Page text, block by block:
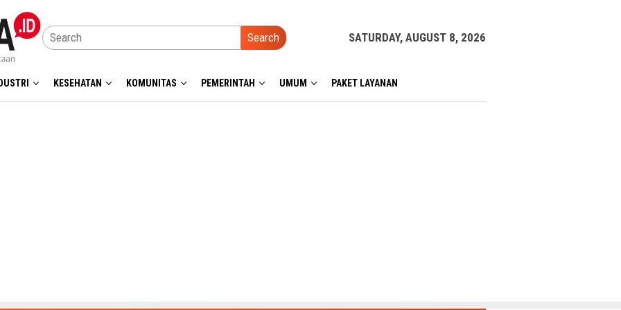
Search SATURDAY, AUGUST 8, 2026
KESEHATAN KOMUNITAS PEMERINTAH UMUM PAKET LAYANAN